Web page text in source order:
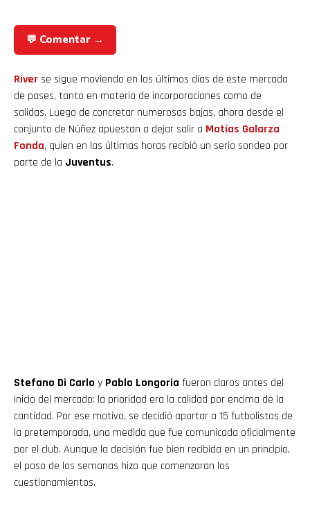
💬 Comentar →
Riverse sigue moviendo en los últimos días de este mercado
de pases, tanto en materia de incorporaciones como de
salidas. Luego de concretar numerosas bajas, ahora desde el
conjunto de Núñez apuestan a dejar salir a Matías Galarza
Fonda, quien en las últimas horas recibió un serio sondeo por
parte de la Juventus.
Stefano Di Carlo y Pablo Longoria fueron claros antes del
inicio del mercado: la prioridad era la calidad por encima de la
cantidad. Por ese motivo, se decidió apartar a 15 futbolistas de
la pretemporada, una medida que fue comunicada oficialmente
por el club. Aunque la decisión fue bien recibida en un principio,
el paso de las semanas hizo que comenzaran los
cuestionamientos.